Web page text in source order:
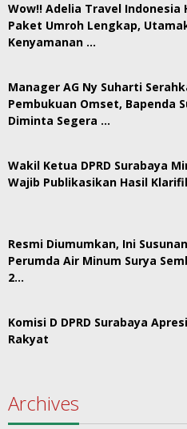
Wow!! Adelia Travel Indonesia
Paket Umroh Lengkap,
Kenyamanan …
Manager AG Ny Suharti
Pembukuan Omset, Bapenda
Diminta Segera …
Wakil Ketua DPRD Surabaya
Wajib Publikasikan Hasil
Resmi Diumumkan, Ini
Perumda Air Minum Surya
2…
Komisi D DPRD Surabaya
Rakyat
Archives